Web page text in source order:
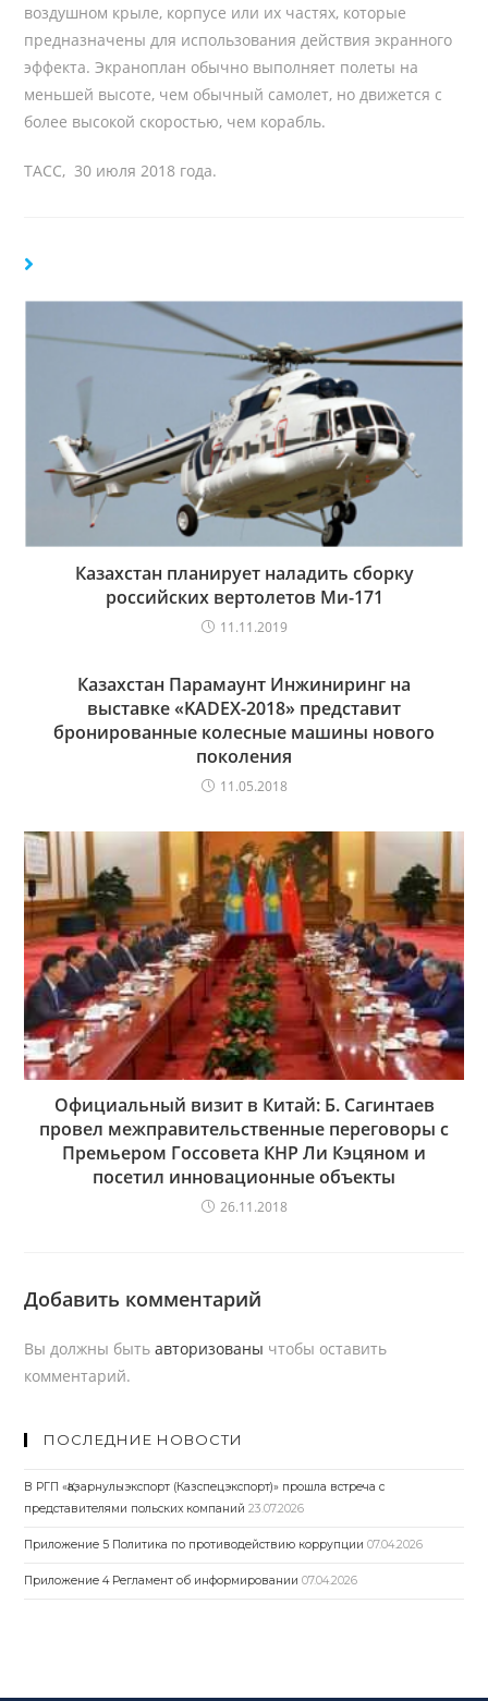
воздушном крыле, корпусе или их частях, которые
предназначены для использования действия экранного
эффекта. Экраноплан обычно выполняет полеты на
меньшей высоте, чем обычный самолет, но движется с
более высокой скоростью, чем корабль.
ТАСС, 30 июля 2018 года.
Казахстан планирует наладить сборку
российских вертолетов Ми-171
11.11.2019
Казахстан Парамаунт Инжиниринг на
выставке «KADEX-2018» представит
бронированные колесные машины нового
поколения
11.05.2018
Официальный визит в Китай: Б. Сагинтаев
провел межправительственные переговоры с
Премьером Госсовета КНР Ли Кэцяном и
посетил инновационные объекты
26.11.2018
Добавить комментарий
Вы должны бытьавторизованы чтобы оставить
комментарий.
ПОСЛЕДНИЕ НОВОСТИ
В РГП «Қазарнулыэкспорт (Казспецэкспорт)» прошла встреча с
представителями польских компаний 23.07.2026
Приложение 5 Политика по противодействию коррупции 07.04.2026
Приложение 4 Регламент об информировании 07.04.2026